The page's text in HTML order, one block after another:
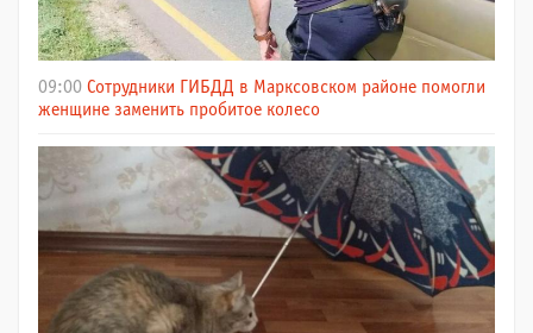
09:00 Сотрудники ГИБДД в Марксовском районе помогли
женщине заменить пробитое колесо